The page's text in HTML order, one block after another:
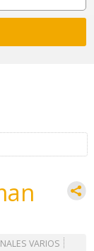
VARIOS